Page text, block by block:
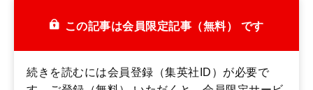
この記事は会員限定記事（無料） です
続きを読むには会員登録（集英社ID）が必要で